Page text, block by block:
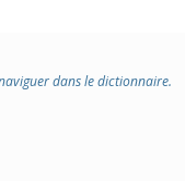
dans le dictionnaire.